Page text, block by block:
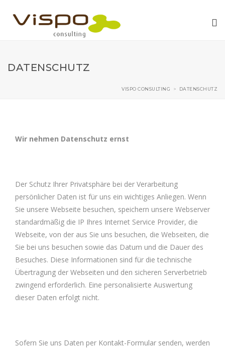
DATENSCHUTZ
VISPO CONSULTING > DATENSCHUTZ
Wir nehmen Datenschutz ernst
Der Schutz Ihrer Privatsphäre bei der Verarbeitung
persönlicher Daten ist für uns ein wichtiges Anliegen. Wenn
Sie unsere Webseite besuchen, speichern unsere Webserver
standardmäßig die IP Ihres Internet Service Provider, die
Webseite, von der aus Sie uns besuchen, die Webseiten, die
Sie bei uns besuchen sowie das Datum und die Dauer des
Besuches. Diese Informationen sind für die technische
Übertragung der Webseiten und den sicheren Serverbetrieb
zwingend erforderlich. Eine personalisierte Auswertung
dieser Daten erfolgt nicht.
Sofern Sie uns Daten per Kontakt-Formular senden, werden